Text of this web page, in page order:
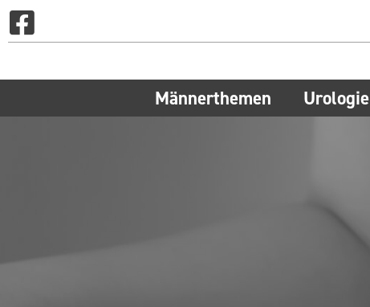
Männerthemen Urologie